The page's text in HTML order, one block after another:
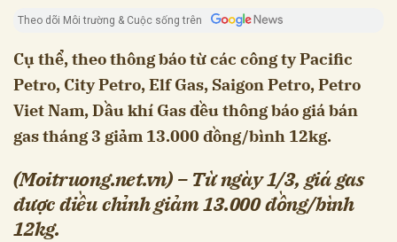
Theo dõi Môi trường & Cuộc sống trên
Cụ thể, theo thông báo từ các công ty Pacific
Petro, City Petro, Elf Gas, Saigon Petro, Petro
Viet Nam, Dầu khí Gas đều thông báo giá bán
gas tháng 3 giảm 13.000 đồng/bình 12kg.
(Moitruong.net.vn) – Từ ngày 1/3, giá gas
được điều chỉnh giảm 13.000 đồng/bình
12kg.